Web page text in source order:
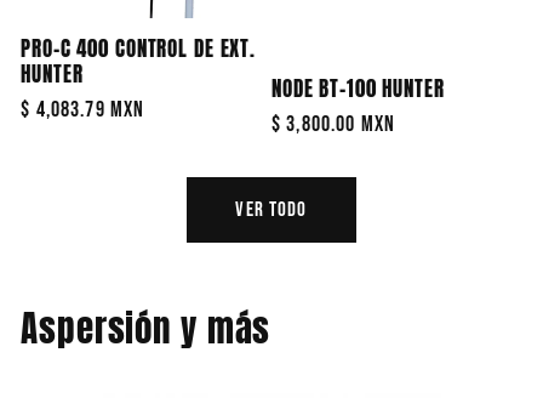
PRO-C 400 CONTROL DE EXT.
HUNTER
Precio
$ 4,083.79 MXN
NODE BT-100 HUNTER
Precio
$ 3,800.00 MXN
Ver todo
Aspersión y más